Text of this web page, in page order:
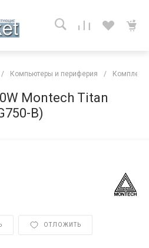
/ Компьютеры и периферия /
Montech Titan
B)
ОТЛОЖИТЬ